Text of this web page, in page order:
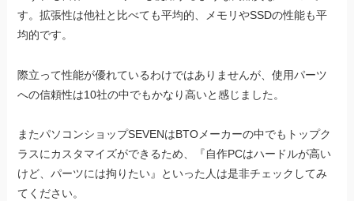
す。拡張性は他社と比べても平均的、メモリやSSDの性能も平
均的です。
際立って性能が優れているわけではありませんが、使用パーツ
への信頼性は10社の中でもかなり高いと感じました。
またパソコンショップSEVENはBTOメーカーの中でもトップク
ラスにカスタマイズができるため、『自作PCはハードルが高い
けど、パーツには拘りたい』といった人は是非チェックしてみ
てください。